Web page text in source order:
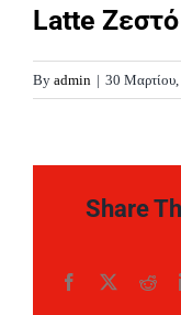
Latte
By admin | 30
Share
Facebook
X